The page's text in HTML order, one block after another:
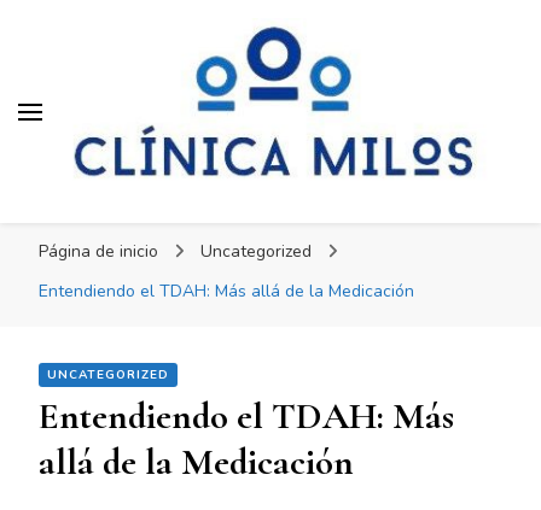
Página de inicio
Uncategorized
Entendiendo el TDAH: Más allá de la Medicación
UNCATEGORIZED
Entendiendo el TDAH: Más
allá de la Medicación